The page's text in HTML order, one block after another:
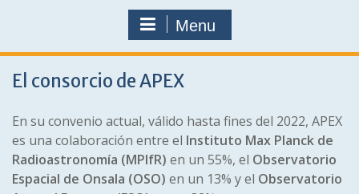
Menu
El consorcio de APEX
En su convenio actual, válido hasta fines del 2022, APEX
es una colaboración entre el Instituto Max Planck de
Radioastronomía (MPIfR) en un 55%, el Observatorio
Espacial de Onsala (OSO) en un 13% y el Observatorio